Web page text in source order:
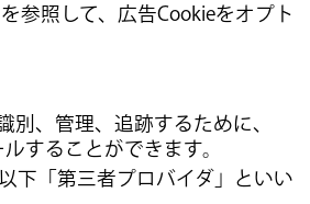
参照して、広告Cookieをオプト
、管理、追跡するために、
することができます。
下「第三者プロバイダ」といい